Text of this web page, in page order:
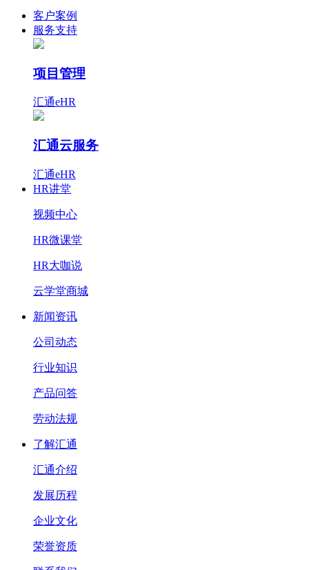
客户案例
服务支持
项目管理
汇通eHR
汇通云服务
汇通eHR
HR讲堂
视频中心
HR微课堂
HR大咖说
云学堂商城
新闻资讯
公司动态
行业知识
产品问答
劳动法规
了解汇通
汇通介绍
发展历程
企业文化
荣誉资质